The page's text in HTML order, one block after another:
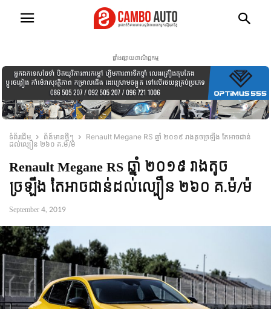
ផ្ទាំងផ្សាយពាណិជ្ជកម្ម
ទំព័រដើម ព័ត៍មានថ្មីៗ
Renault Megane RS ឆ្នាំ ២០១៩ រាងតូចច្រឡឹង តែអាចជាន់
ដល់ល្បឿន ២៦០ គ.ម៉/ម៉
Renault Megane RS ឆ្នាំ ២០១៩ រាងតូច
ច្រឡឹង តែអាចជាន់ដល់ល្បឿន ២៦០ គ.ម៉/ម៉
September 4, 2019